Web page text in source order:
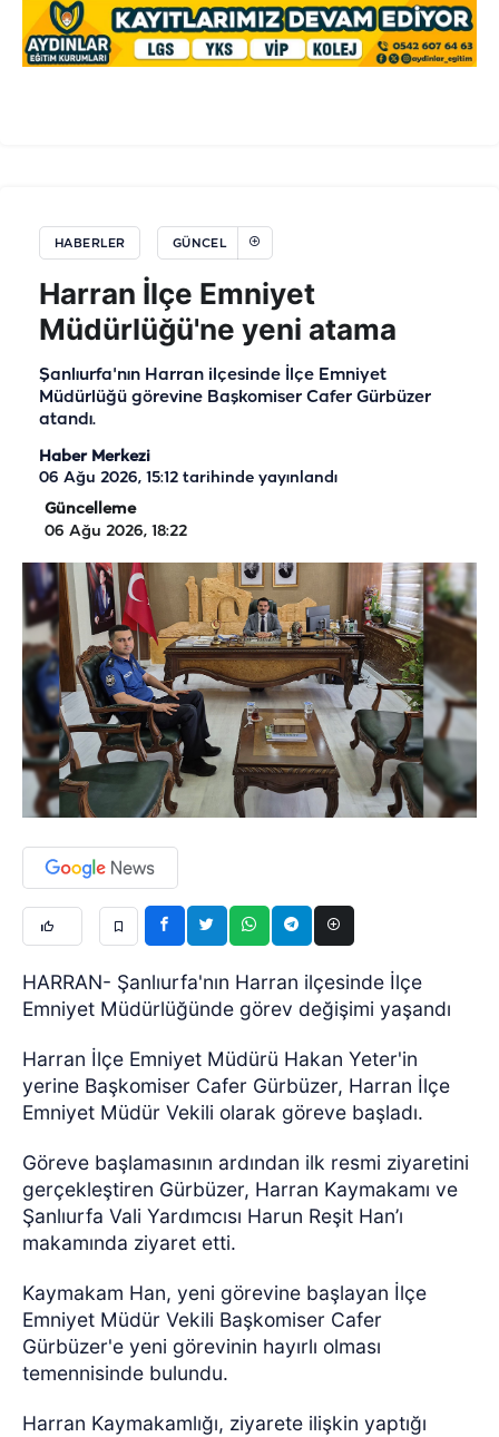
HABERLER GÜNCEL
Harran İlçe Emniyet
Müdürlüğü'ne yeni atama
Şanlıurfa'nın Harran ilçesinde İlçe Emniyet
Müdürlüğü görevine Başkomiser Cafer Gürbüzer
atandı.
Haber Merkezi
06 Ağu 2026, 15:12 tarihinde yayınlandı
Güncelleme
06 Ağu 2026, 18:22
HARRAN- Şanlıurfa'nın Harran ilçesinde İlçe
Emniyet Müdürlüğünde görev değişimi yaşandı
Harran İlçe Emniyet Müdürü Hakan Yeter'in
yerine Başkomiser Cafer Gürbüzer, Harran İlçe
Emniyet Müdür Vekili olarak göreve başladı.
Göreve başlamasının ardından ilk resmi ziyaretini
gerçekleştiren Gürbüzer, Harran Kaymakamı ve
Şanlıurfa Vali Yardımcısı Harun Reşit Han’ı
makamında ziyaret etti.
Kaymakam Han, yeni görevine başlayan İlçe
Emniyet Müdür Vekili Başkomiser Cafer
Gürbüzer'e yeni görevinin hayırlı olması
temennisinde bulundu.
Harran Kaymakamlığı, ziyarete ilişkin yaptığı